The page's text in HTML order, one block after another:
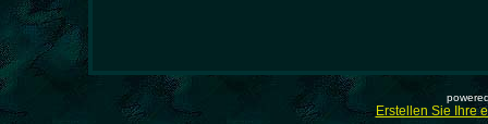
Erstellen Sie Ihre